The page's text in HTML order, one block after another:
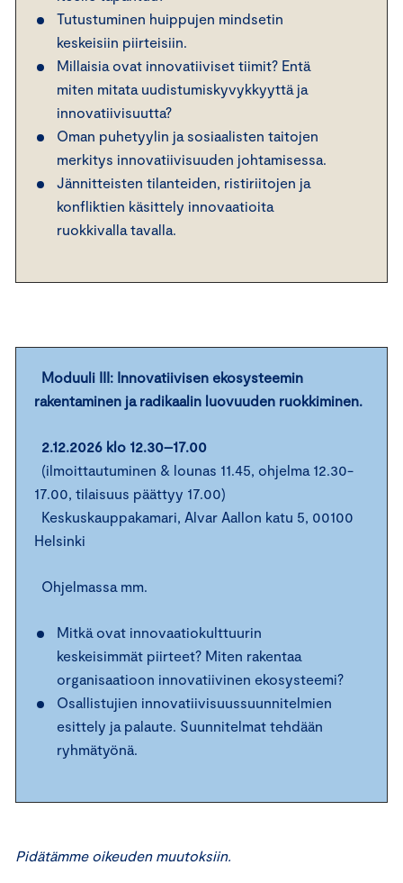
Tutustuminen huippujen mindsetin
keskeisiin piirteisiin.
Millaisia ovat innovatiiviset tiimit? Entä
miten mitata uudistumiskyvykkyyttä ja
innovatiivisuutta?
Oman puhetyylin ja sosiaalisten taitojen
merkitys innovatiivisuuden johtamisessa.
Jännitteisten tilanteiden, ristiriitojen ja
konfliktien käsittely innovaatioita
ruokkivalla tavalla.
Moduuli III: Innovatiivisen ekosysteemin
rakentaminen ja radikaalin luovuuden ruokkiminen.
2.12.2026 klo 12.30–17.00
(ilmoittautuminen & lounas 11.45, ohjelma 12.30-
17.00, tilaisuus päättyy 17.00)
Keskuskauppakamari, Alvar Aallon katu 5, 00100
Helsinki
Ohjelmassa mm.
Mitkä ovat innovaatiokulttuurin
keskeisimmät piirteet? Miten rakentaa
organisaatioon innovatiivinen ekosysteemi?
Osallistujien innovatiivisuussuunnitelmien
esittely ja palaute. Suunnitelmat tehdään
ryhmätyönä.
Pidätämme oikeuden muutoksiin.